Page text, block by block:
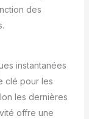
des
instantanées
clé pour les
les dernières
offre une